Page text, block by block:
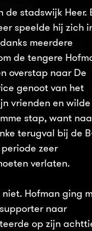
de stadswijk Heer.
speelde hij zich
meerdere
de tengere
overstap naar De
genoot van het
vrienden en
stap, want
terugval bij de
zeer
verlaten.
Hofman ging
naar
op zijn